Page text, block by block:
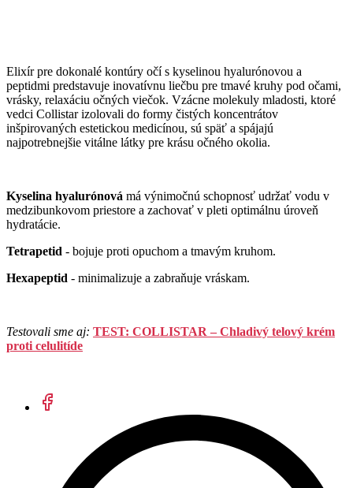
Elixír pre dokonalé kontúry očí s kyselinou hyalurónovou a
peptidmi predstavuje inovatívnu liečbu pre tmavé kruhy pod očami,
vrásky, relaxáciu očných viečok. Vzácne molekuly mladosti, ktoré
vedci Collistar izolovali do formy čistých koncentrátov
inšpirovaných estetickou medicínou, sú späť a spájajú
najpotrebnejšie vitálne látky pre krásu očného okolia.
Kyselina hyalurónová má výnimočnú schopnosť udržať vodu v
medzibunkovom priestore a zachovať v pleti optimálnu úroveň
hydratácie.
Tetrapetid - bojuje proti opuchom a tmavým kruhom.
Hexapeptid - minimalizuje a zabraňuje vráskam.
Testovali sme aj: TEST: COLLISTAR – Chladivý telový krém
proti celulitíde